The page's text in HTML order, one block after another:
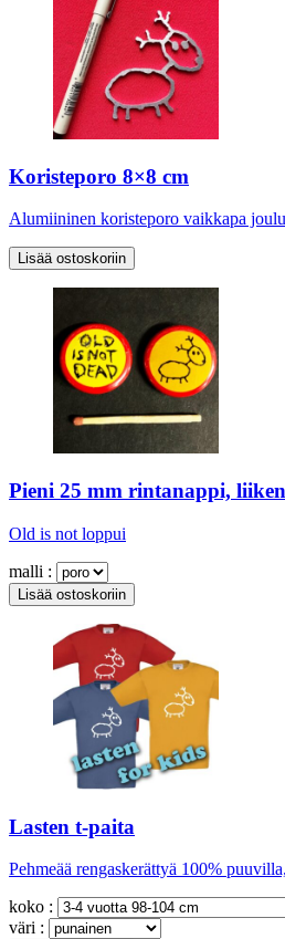
Koristeporo 8×8 cm
Alumiininen koristeporo vaikkapa
Pieni 25 mm rintanappi,
Old is not loppui
malli :
Lasten t-paita
Pehmeää rengaskerättyä 100%
koko :
väri :